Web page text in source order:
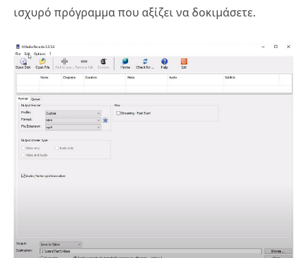
ισχυρό πρόγραμμα που αξίζει να δοκιμάσετε.